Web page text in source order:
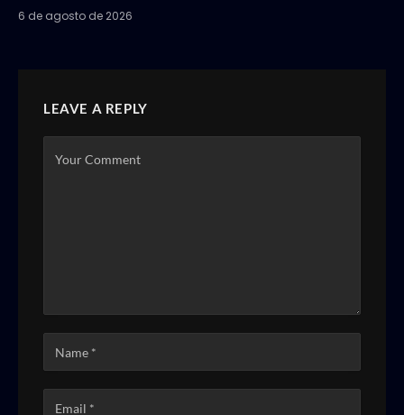
6 de agosto de 2026
LEAVE A REPLY